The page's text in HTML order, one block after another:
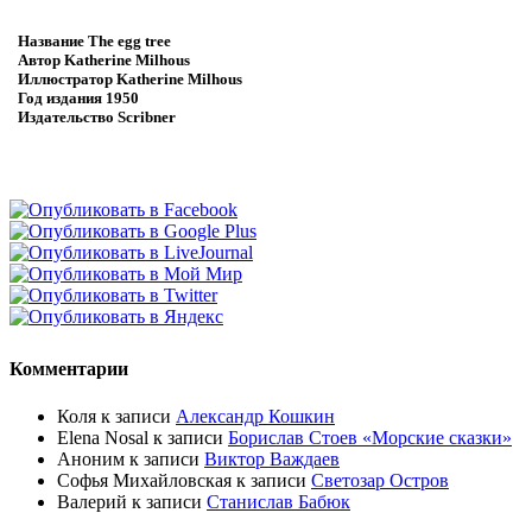
Название The egg tree
Автор Katherine Milhous
Иллюстратор Katherine Milhous
Год издания 1950
Издательство Scribner
Комментарии
Коля к записи Александр Кошкин
Elena Nosal к записи Борислав Стоев «Морские сказки»
Аноним к записи Виктор Важдаев
Софья Михайловская к записи Светозар Остров
Валерий к записи Станислав Бабюк